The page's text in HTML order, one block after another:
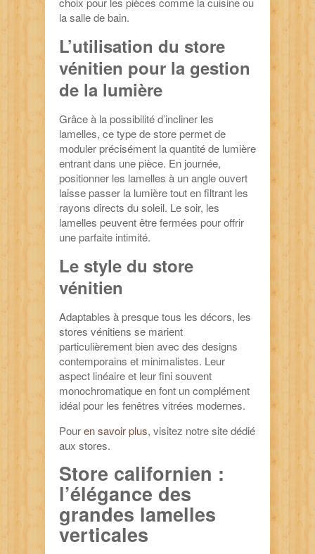
la salle de bain.
L’utilisation du store
vénitien pour la gestion
de la lumière
Grâce à la possibilité d’incliner les
lamelles, ce type de store permet de
moduler précisément la quantité de lumière
entrant dans une pièce. En journée,
positionner les lamelles à un angle ouvert
laisse passer la lumière tout en filtrant les
rayons directs du soleil. Le soir, les
lamelles peuvent être fermées pour offrir
une parfaite intimité.
Le style du store
vénitien
Adaptables à presque tous les décors, les
stores vénitiens se marient
particulièrement bien avec des designs
contemporains et minimalistes. Leur
aspect linéaire et leur fini souvent
monochromatique en font un complément
idéal pour les fenêtres vitrées modernes.
Pouren savoir plus, visitez notre site dédié
aux stores.
Store californien :
l’élégance des
grandes lamelles
verticales